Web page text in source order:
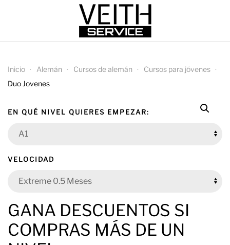
Inicio Alemán Cursos de alemán
Cursos para jóvenes
Duo Jovenes
EN QUÉ NIVEL QUIERES EMPEZAR:
VELOCIDAD
GANA DESCUENTOS SI
COMPRAS MÁS DE UN